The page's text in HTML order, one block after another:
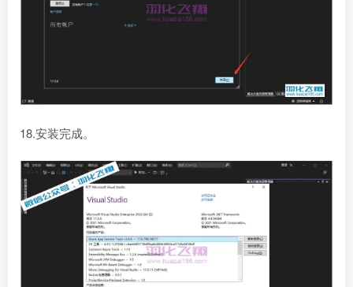
18.安装完成。